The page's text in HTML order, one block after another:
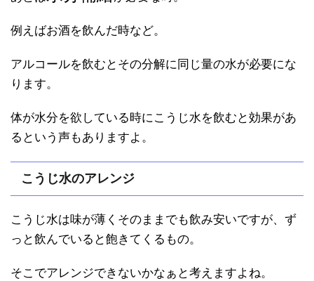
例えばお酒を飲んだ時など。
アルコールを飲むとその分解に同じ量の水が必要にな
ります。
体が水分を欲している時にこうじ水を飲むと効果があ
るという声もありますよ。
こうじ水のアレンジ
こうじ水は味が薄くそのままでも飲み安いですが、ず
っと飲んでいると飽きてくるもの。
そこでアレンジできないかなぁと考えますよね。